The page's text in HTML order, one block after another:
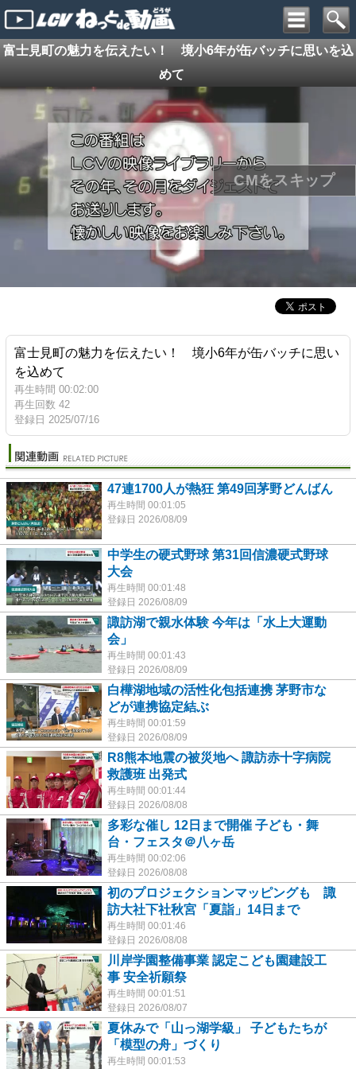
富士見町の魅力を伝えたい！ 境小6年が缶バッチに思いを込
めて
富士見町の魅力を伝えたい！ 境小6年が缶バッチに思い
を込めて
再生時間 00:02:00
再生回数 42
登録日 2025/07/16
47連1700人が熱狂 第49回茅野どんばん
再生時間 00:01:05
登録日 2026/08/09
中学生の硬式野球 第31回信濃硬式野球
大会
再生時間 00:01:48
登録日 2026/08/09
諏訪湖で親水体験 今年は「水上大運動
会」
再生時間 00:01:43
登録日 2026/08/09
白樺湖地域の活性化包括連携 茅野市な
どが連携協定結ぶ
再生時間 00:01:59
登録日 2026/08/09
R8熊本地震の被災地へ 諏訪赤十字病院
救護班 出発式
再生時間 00:01:44
登録日 2026/08/08
多彩な催し 12日まで開催 子ども・舞
台・フェスタ＠八ヶ岳
再生時間 00:02:06
登録日 2026/08/08
初のプロジェクションマッピングも 諏
訪大社下社秋宮「夏詣」14日まで
再生時間 00:01:46
登録日 2026/08/08
川岸学園整備事業 認定こども園建設工
事 安全祈願祭
再生時間 00:01:51
登録日 2026/08/07
夏休みで「山っ湖学級」 子どもたちが
「模型の舟」づくり
再生時間 00:01:53